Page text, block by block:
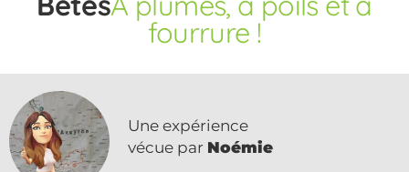
fourrure !
Une expérience
vécue par Noémie